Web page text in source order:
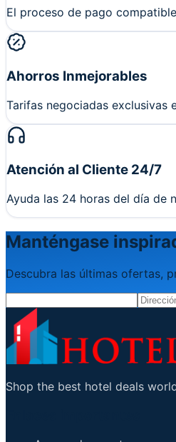
El proceso de pago
Ahorros Inmejorables
Tarifas negociadas exclusivas
Atención al Cliente 24/7
Ayuda las 24 horas del día de
Manténgase
Descubra las últimas ofertas,
Shop the best hotel deals